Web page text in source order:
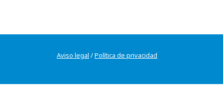
Aviso legal /Política de privacidad